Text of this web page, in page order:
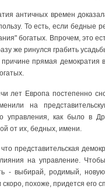
античных времен
То есть, если бедные
богатых. Впрочем, это
же ринулся грабить
прямая демократия
лет Европа постепенно
на
управления, как было в
от их, бедных, имени.
представительская
на управление.
- выбирай, родимый,
скоро, похоже, придется его